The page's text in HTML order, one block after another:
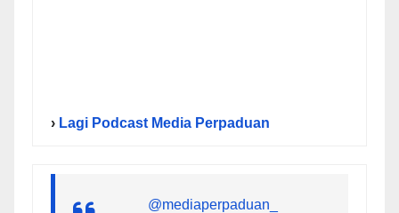
› Lagi Podcast Media Perpaduan
@mediaperpaduan_